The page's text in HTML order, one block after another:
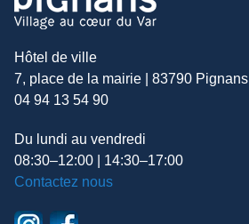
Hôtel de ville
7, place de la mairie | 83790 Pignans
04 94 13 54 90
Du lundi au vendredi
08:30–12:00 | 14:30–17:00
Contactez nous